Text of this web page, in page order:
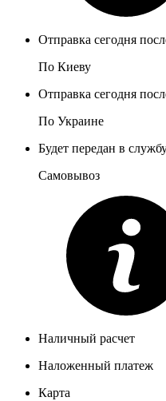
Отправка сегодня
По Киеву
Отправка сегодня
По Украине
Будет передан в
Самовывоз
Наличный расчет
Наложенный платеж
Карта